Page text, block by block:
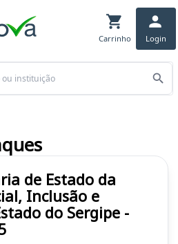
Carrinho Login
de Estado da
Inclusão e
do Sergipe -